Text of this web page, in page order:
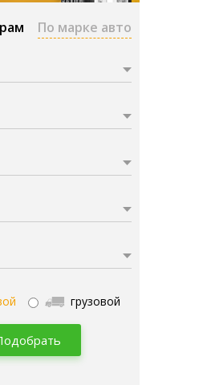
По марке авто
грузовой